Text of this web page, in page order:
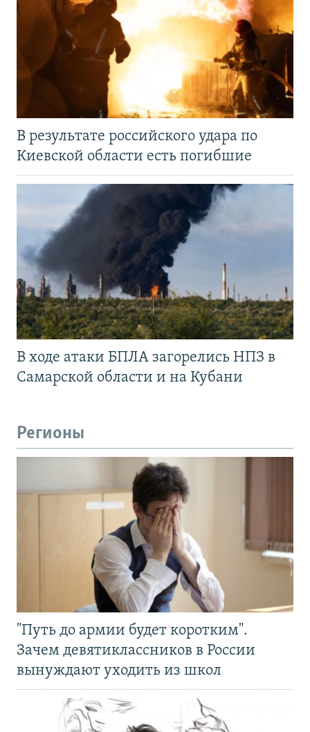
В результате российского удара по
Киевской области есть погибшие
В ходе атаки БПЛА загорелись НПЗ в
Самарской области и на Кубани
Регионы
"Путь до армии будет коротким".
Зачем девятиклассников в России
вынуждают уходить из школ